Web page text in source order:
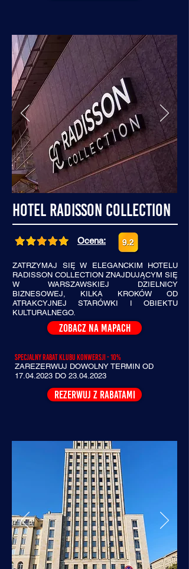
Hotel Radisson Collection
Ocena:
ZATRZYMAJ SIĘ W ELEGANCKIM HOTELU
RADISSON COLLECTION ZNAJDUJĄCYM SIĘ
W WARSZAWSKIEJ DZIELNICY
BIZNESOWEJ, KILKA KROKÓW OD
ATRAKCYJNEJ STARÓWKI I OBIEKTU
KULTURALNEGO.
ZOBACZ NA MAPACH
Specjalny rabat klubu konwersji - 10%
ZAREZERWUJ DOWOLNY TERMIN OD
17.04.2023 DO 23.04.2023
REZERWUJ Z RABATAMI